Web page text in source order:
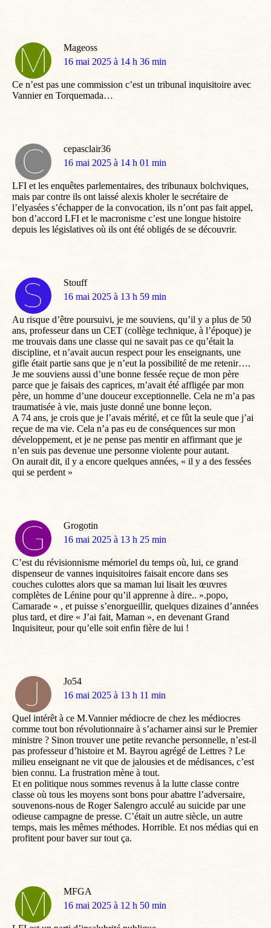
Mageoss
dit
16 mai 2025 à 14 h 36 min
Ce n’est pas une commission c’est un tribunal inquisitoire avec
Vannier en Torquemada…
cepasclair36
dit
16 mai 2025 à 14 h 01 min
LFI et les enquêtes parlementaires, des tribunaux bolchviques,
mais par contre ils ont laissé alexis kholer le secrétaire de
l’elyasées s’échapper de la convocation, ils n’ont pas fait appel,
bon d’accord LFI et le macronisme c’est une longue histoire
depuis les législatives où ils ont été obligés de se découvrir.
Stouff
dit
16 mai 2025 à 13 h 59 min
Au risque d’être poursuivi, je me souviens, qu’il y a plus de 50
ans, professeur dans un CET (collège technique, à l’époque) je
me trouvais dans une classe qui ne savait pas ce qu’était la
discipline, et n’avait aucun respect pour les enseignants, une
gifle était partie sans que je n’eut la possibilité de me retenir….
Je me souviens aussi d’une bonne fessée reçue de mon père
parce que je faisais des caprices, m’avait été affligée par mon
père, un homme d’une douceur exceptionnelle. Cela ne m’a pas
traumatisée à vie, mais juste donné une bonne leçon.
A 74 ans, je crois que je l’avais mérité, et ce fût la seule que j’ai
reçue de ma vie. Cela n’a pas eu de conséquences sur mon
développement, et je ne pense pas mentir en affirmant que je
n’en suis pas devenue une personne violente pour autant.
On aurait dit, il y a encore quelques années, « il y a des fessées
qui se perdent »
Grogotin
dit
16 mai 2025 à 13 h 25 min
C’est du révisionnisme mémoriel du temps où, lui, ce grand
dispenseur de vannes inquisitoires faisait encore dans ses
couches culottes alors que sa maman lui lisait les œuvres
complètes de Lénine pour qu’il apprenne à dire.. ».popo,
Camarade « , et puisse s’enorgueillir, quelques dizaines d’années
plus tard, et dire « J’ai fait, Maman », en devenant Grand
Inquisiteur, pour qu’elle soit enfin fière de lui !
Jo54
dit
16 mai 2025 à 13 h 11 min
Quel intérêt à ce M.Vannier médiocre de chez les médiocres
comme tout bon révolutionnaire à s’acharner ainsi sur le Premier
ministre ? Sinon trouver une petite revanche personnelle, n’est-il
pas professeur d’histoire et M. Bayrou agrégé de Lettres ? Le
milieu enseignant ne vit que de jalousies et de médisances, c’est
bien connu. La frustration mène à tout.
Et en politique nous sommes revenus à la lutte classe contre
classe où tous les moyens sont bons pour abattre l’adversaire,
souvenons-nous de Roger Salengro acculé au suicide par une
odieuse campagne de presse. C’était un autre siècle, un autre
temps, mais les mêmes méthodes. Horrible. Et nos médias qui en
profitent pour baver sur tout ça.
MFGA
dit
16 mai 2025 à 12 h 50 min